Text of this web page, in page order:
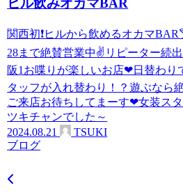
ヒル飲みオカマBAR
関西初❗ヒルから飲めるオカマ
28まで絶賛営業中✌リピーター続出
阪1お喋りが楽しいお店❤日替わり
タッフが入れ替わり！？遊ぶなら
ご来店お待ちしてまーす❤女装ス
ツキチャンでした～
2024.08.21
TSUKI
ブログ